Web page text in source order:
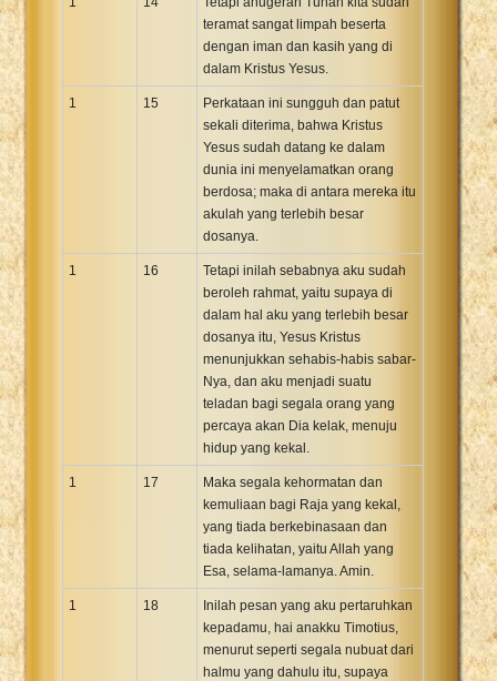
teramat sangat limpah beserta
dengan iman dan kasih yang di
dalam Kristus Yesus.
1 15
Perkataan ini sungguh dan patut
sekali diterima, bahwa Kristus
Yesus sudah datang ke dalam
dunia ini menyelamatkan orang
berdosa; maka di antara mereka itu
akulah yang terlebih besar
dosanya.
1 16
Tetapi inilah sebabnya aku sudah
beroleh rahmat, yaitu supaya di
dalam hal aku yang terlebih besar
dosanya itu, Yesus Kristus
menunjukkan sehabis-habis sabar-
Nya, dan aku menjadi suatu
teladan bagi segala orang yang
percaya akan Dia kelak, menuju
hidup yang kekal.
1 17
Maka segala kehormatan dan
kemuliaan bagi Raja yang kekal,
yang tiada berkebinasaan dan
tiada kelihatan, yaitu Allah yang
Esa, selama-lamanya. Amin.
1 18
Inilah pesan yang aku pertaruhkan
kepadamu, hai anakku Timotius,
menurut seperti segala nubuat dari
halmu yang dahulu itu, supaya